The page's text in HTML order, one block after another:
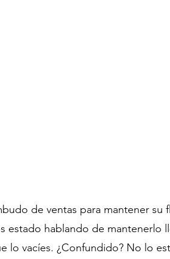
de ventas para mantener
estado hablando de mantenerlo
lo vacíes. ¿Confundido? No lo